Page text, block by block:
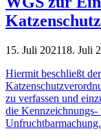
15. Juli 202118. Juli
Hiermit beschließt
zu verfassen und
die
Unfruchtbarmachung.